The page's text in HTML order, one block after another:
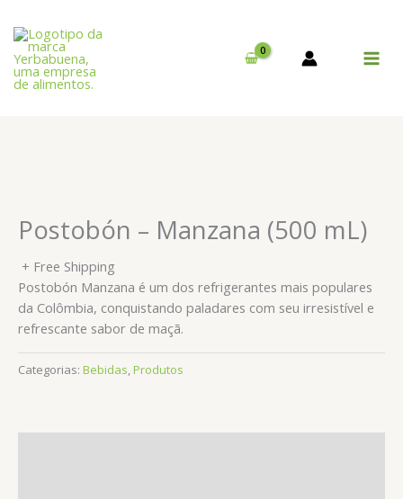
content
Postobón – Manzana (500 mL)
+ Free Shipping
Postobón Manzana é um dos refrigerantes mais populares
da Colômbia, conquistando paladares com seu irresistível e
refrescante sabor de maçã.
Categorias: Bebidas Produtos